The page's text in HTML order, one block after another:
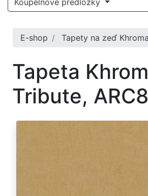
Koupelnové předložky
E-shop Tapety na zeď Khroma
Tapeta
Tribute,